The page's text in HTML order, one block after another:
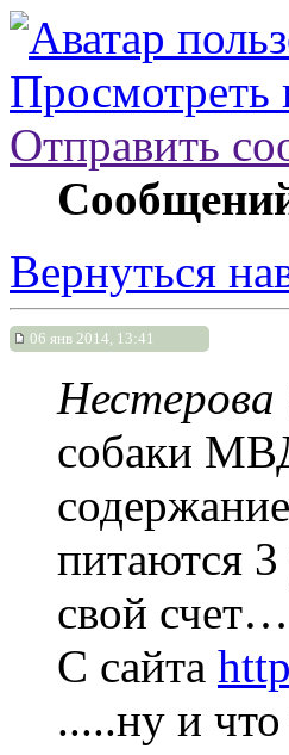
Просмотреть
Отправить
Вернуться
06 янв 2014, 13:41
Нестерова
собаки
питаются 3
свой
С сайта
.....ну и что